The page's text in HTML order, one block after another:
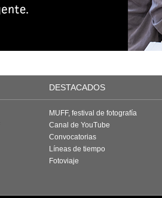
DESTACADOS
MUFF, festival de fotografía
Canal de YouTube
Convocatorias
Líneas de tiempo
Fotoviaje